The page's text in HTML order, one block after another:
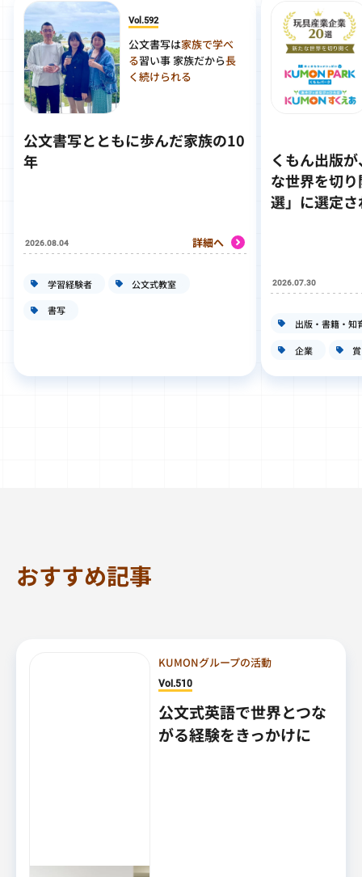
Vol.592
公文書写は家族で学べ
る習い事 家族だから長
く続けられる
公文書写とともに歩んだ家族の10
年
2026.08.04 詳細へ
学習経験者 公文式教室
書写
くもん出版
な世界を切
選」に選定
2026.07.30
出版・書籍・知
企業 賞
おすすめ記事
KUMONグループの活動
Vol.510
公文式英語で世界とつな
がる経験をきっかけに